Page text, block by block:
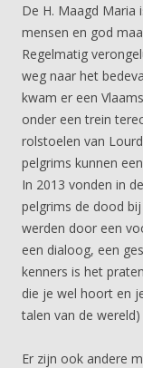
De H. Maagd Maria
mensen en god
Regelmatig
weg naar het
kwam er een
onder een trein
rolstoelen van
pelgrims kunnen
In 2013 vonden in
pelgrims de dood
werden door een
een dialoog, een
kenners is het
die je wel hoort en
talen van de wereld)
Er zijn ook andere